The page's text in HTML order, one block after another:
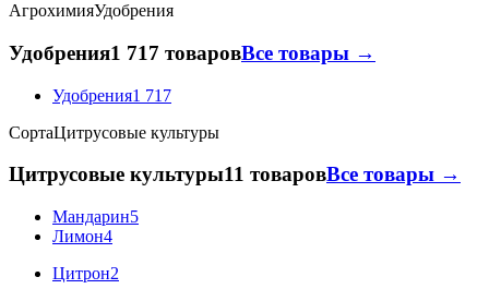
АгрохимияУдобрения
Удобрения1 717 товаровВсе товары →
Удобрения1 717
СортаЦитрусовые культуры
Цитрусовые культуры11 товаровВсе товары →
Мандарин5
Лимон4
Цитрон2